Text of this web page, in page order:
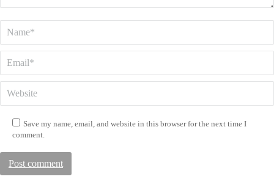
Save my name, email, and website in this browser for the next time I
comment.
Post comment